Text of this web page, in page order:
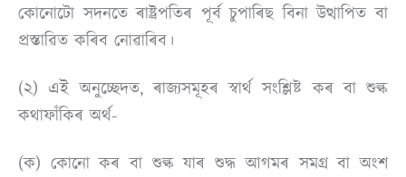
কোনোটো সদনতে ৰাষ্ট্ৰপতিৰ পূৰ্ব চুপাৰিছ বিনা উত্থাপিত বা
প্ৰস্তাৱিত কৰিব নোৱাৰিব।
(২) এই অনুচ্ছেদত, ৰাজ্যসমূহৰ স্বাৰ্থ সংশ্লিষ্ট কৰ বা শুল্ক
কথাফাঁকিৰ অৰ্থ-
(ক) কোনো কৰ বা শুল্ক যাৰ শুদ্ধ আগমৰ সমগ্ৰ বা অংশ